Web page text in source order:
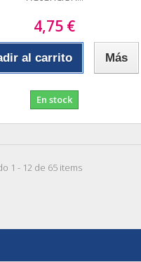
4,75 €
al carrito Más
En stock
1 - 12 de 65 items